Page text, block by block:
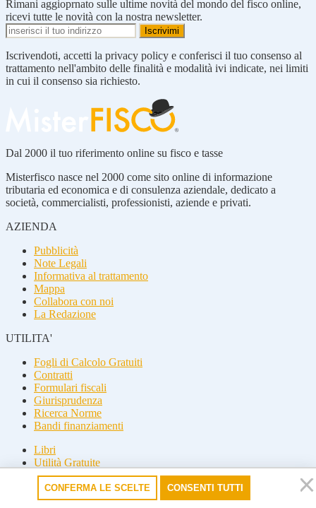
Rimani aggioprnato sulle ultime novità del mondo del fisco online,
ricevi tutte le novità con la nostra newsletter.
Iscrivendoti, accetti la privacy policy e conferisci il tuo consenso al
trattamento nell'ambito delle finalità e modalità ivi indicate, nei limiti
in cui il consenso sia richiesto.
Dal 2000 il tuo riferimento online su fisco e tasse
Misterfisco nasce nel 2000 come sito online di informazione
tributaria ed economica e di consulenza aziendale, dedicato a
società, commercialisti, professionisti, aziende e privati.
AZIENDA
Pubblicità
Note Legali
Informativa al trattamento
Mappa
Collabora con noi
La Redazione
UTILITA'
Fogli di Calcolo Gratuiti
Contratti
Formulari fiscali
Giurisprudenza
Ricerca Norme
Bandi finanziamenti
Libri
Utilità Gratuite
Guide fiscali
Seguici
CONFERMA LE SCELTE CONSENTI TUTTI